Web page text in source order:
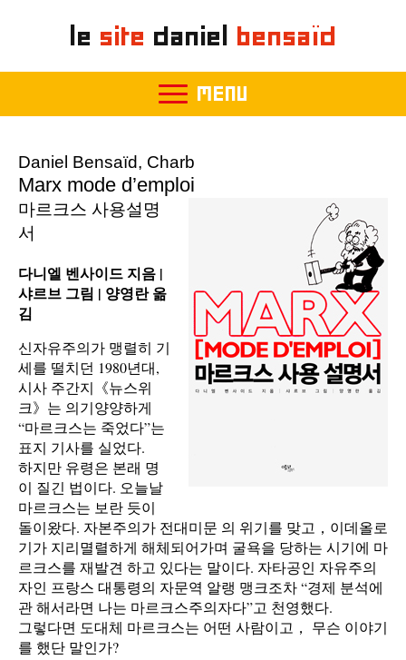
le site daniel bensaïd
MENU
Daniel Bensaïd, Charb
Marx mode d’emploi
마르크스 사용설명
서
다니엘 벤사이드 지음 |
샤르브 그림 | 양영란 옮
김
신자유주의가 맹렬히 기
세를 떨치던 1980년대,
시사 주간지《뉴스위
크》는 의기양양하게
“마르크스는 죽었다”는
표지 기사를 실었다.
하지만 유령은 본래 명
이 질긴 법이다. 오늘날
마르크스는 보란 듯이
돌이왔다. 자본주의가 전대미문 의 위기를 맞고，이데올로
기가 지리멸렬하게 해체되어가며 굴욕을 당하는 시기에 마
르크스를 재발견 하고 있다는 말이다. 자타공인 자유주의
자인 프랑스 대통령의 자문역 알랭 맹크조차 “경제 분석에
관 해서라면 나는 마르크스주의자다”고 천영했다.
그렇다면 도대체 마르크스는 어떤 사람이고， 무슨 이야기
를 했단 말인가?